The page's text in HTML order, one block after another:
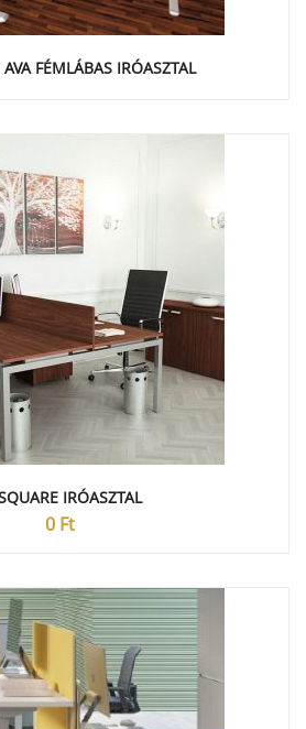
FÉMLÁBAS IRÓASZTAL
IRÓASZTAL
0 Ft